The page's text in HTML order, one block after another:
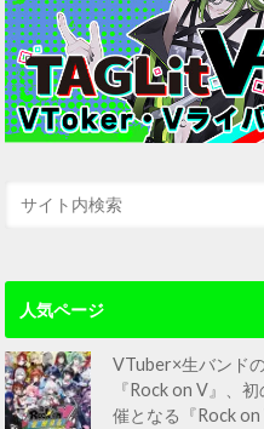
人気ページ
VTuber×生バンド
『Rock on V』、
催となる『Rock on